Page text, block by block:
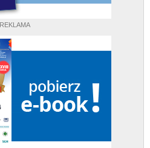
REKLAMA